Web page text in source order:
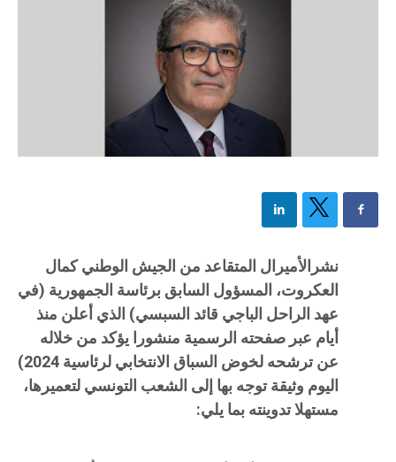
نشرالأميرال المتقاعد من الجيش الوطني كمال
العكروت، المسؤول السابق برئاسة الجمهورية (في
عهد الراحل الباجي قائد السبسي) الذي أعلن منذ
أيام عبر صفحته الرسمية منشورا يؤكد من خلاله
عن ترشحه لخوض السباق الانتخابي لرئاسية 2024)
اليوم وثيقة توجه بها إلى الشعب التونسي لتعميرها،
مستهلا تدوينته بما يلي: